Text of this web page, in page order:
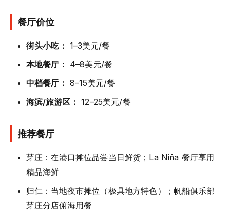
餐厅价位
街头小吃： 1–3美元/餐
本地餐厅： 4–8美元/餐
中档餐厅： 8–15美元/餐
海滨/旅游区： 12–25美元/餐
推荐餐厅
芽庄：在港口摊位品尝当日鲜货；La Niña 餐厅享用
精品海鲜
归仁：当地夜市摊位（极具地方特色）；帆船俱乐部
芽庄分店俯海用餐